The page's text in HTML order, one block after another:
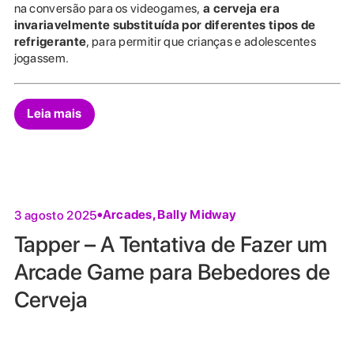
na conversão para os videogames, a cerveja era
invariavelmente substituída por diferentes tipos de
refrigerante, para permitir que crianças e adolescentes
jogassem.
Leia mais
3 agosto 2025 Arcades,Bally Midway
Tapper – A Tentativa de Fazer um
Arcade Game para Bebedores de
Cerveja